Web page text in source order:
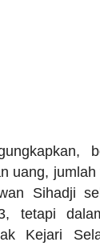
uang,
Sihadji
tetapi
Kejari